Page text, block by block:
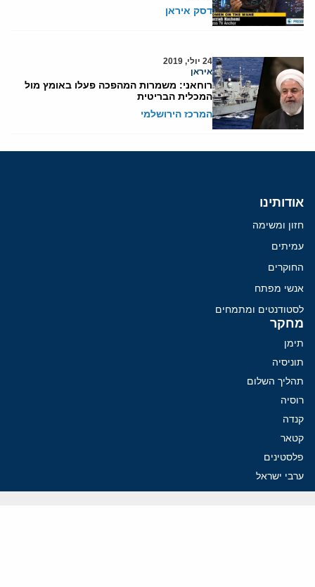
דסק איראן
24 יולי, 2019
איראן
רוחאני: משמרות המהפכה פעלו באומץ מול
המכלית הבריטית
המרכז הירושלמי
אודותינו
חזון ומשימה
עמיתים
החוקרים
אנשי מפתח
לסטודנטים ומתמחים
מחקר
תימן
תוניסיה
תהליך השלום
רוסיה
קנדה
קטאר
פלסטינים
ערבי ישראל
ערב הסעודית